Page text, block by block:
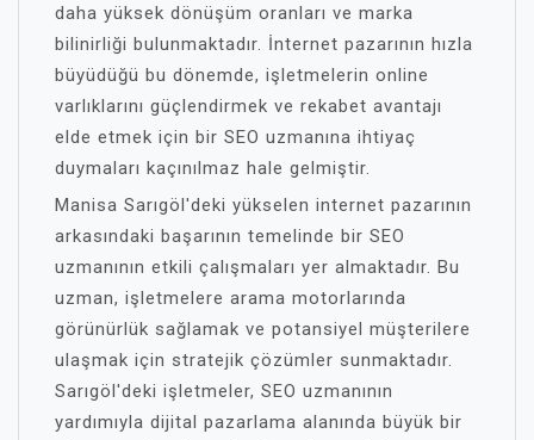
daha yüksek dönüşüm oranları ve marka
bilinirliği bulunmaktadır. İnternet pazarının hızla
büyüdüğü bu dönemde, işletmelerin online
varlıklarını güçlendirmek ve rekabet avantajı
elde etmek için bir SEO uzmanına ihtiyaç
duymaları kaçınılmaz hale gelmiştir.
Manisa Sarıgöl'deki yükselen internet pazarının
arkasındaki başarının temelinde bir SEO
uzmanının etkili çalışmaları yer almaktadır. Bu
uzman, işletmelere arama motorlarında
görünürlük sağlamak ve potansiyel müşterilere
ulaşmak için stratejik çözümler sunmaktadır.
Sarıgöl'deki işletmeler, SEO uzmanının
yardımıyla dijital pazarlama alanında büyük bir